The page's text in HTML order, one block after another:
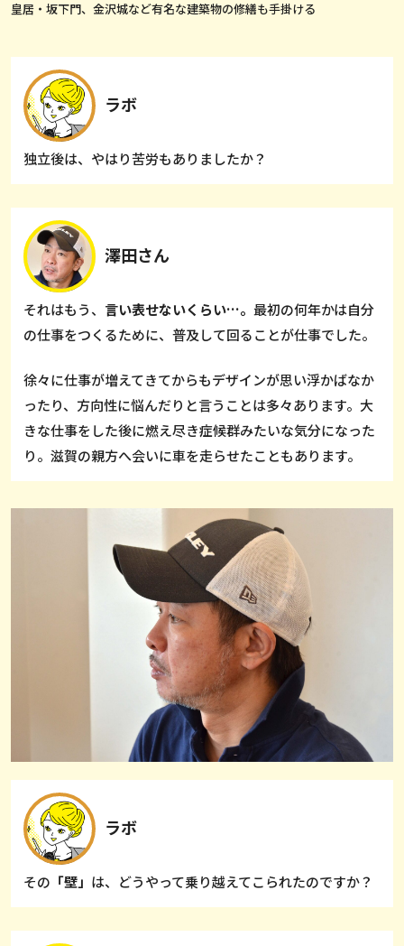
皇居・坂下門、金沢城など有名な建築物の修繕も手掛ける
ラボ
独立後は、やはり苦労もありましたか？
澤田さん
それはもう、 言い表せないくらい…。 最初の何年かは自分
の仕事をつくるために、普及して回ることが仕事でした。
徐々に仕事が増えてきてからもデザインが思い浮かばなか
ったり、方向性に悩んだりと言うことは多々あります。大
きな仕事をした後に燃え尽き症候群みたいな気分になった
り。滋賀の親方へ会いに車を走らせたこともあります。
ラボ
その 「壁」 は、どうやって乗り越えてこられたのですか？